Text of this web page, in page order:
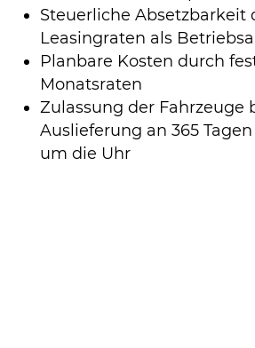
Steuerliche Absetzbarkeit
Leasingraten als
Planbare Kosten durch
Monatsraten
Zulassung der Fahrzeuge
Auslieferung an 365
um die Uhr